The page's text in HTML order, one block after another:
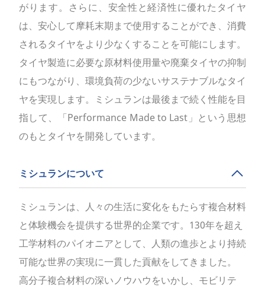
がります。さらに、安全性と経済性に優れたタイヤ
は、安心して摩耗末期まで使用することができ、消費
されるタイヤをより少なくすることを可能にします。
タイヤ製造に必要な原材料使用量や廃棄タイヤの抑制
にもつながり、環境負荷の少ないサステナブルなタイ
ヤを実現します。ミシュランは最後まで続く性能を目
指して、「Performance Made to Last」という思想
のもとタイヤを開発しています。
ミシュランについて
ミシュランは、人々の生活に変化をもたらす複合材料
と体験機会を提供する世界的企業です。130年を超え
工学材料のパイオニアとして、人類の進歩とより持続
可能な世界の実現に一貫した貢献をしてきました。
高分子複合材料の深いノウハウをいかし、モビリテ